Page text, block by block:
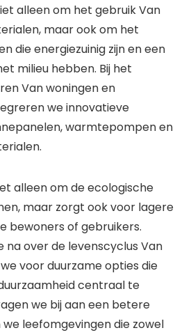
alleen om het gebruik Van
maar ook om het
die energiezuinig zijn en een
milieu hebben. Bij het
Van woningen en
we innovatieve
warmtepompen en
alleen om de ecologische
maar zorgt ook voor lagere
bewoners of gebruikers.
na over de levenscyclus Van
voor duurzame opties die
centraal te
we bij aan een betere
leefomgevingen die zowel